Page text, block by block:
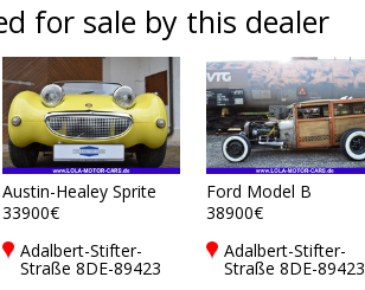
for sale by this dealer
Austin-Healey Sprite
33900€
Adalbert-Stifter-
Straße 8DE-89423
Ford Model B
38900€
Adalbert-Stifter-
Straße 8DE-89423